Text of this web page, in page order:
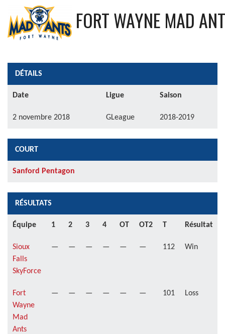
FORT WAYNE MAD
DÉTAILS
Date Ligue Saison
2 novembre 2018 GLeague 2018-2019
COURT
Sanford Pentagon
RÉSULTATS
Équipe 1 2 3 4 OT OT2 T Résultat
Sioux
Falls
SkyForce
— — — — — — 112 Win
Fort
Wayne
Mad
Ants
— — — — — — 101 Loss